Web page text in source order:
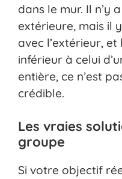
dans le mur. Il n’y
extérieure, mais il
avec l’extérieur,
inférieur à celui
entière, ce n’est
crédible.
Les vraies
groupe
Si votre objectif